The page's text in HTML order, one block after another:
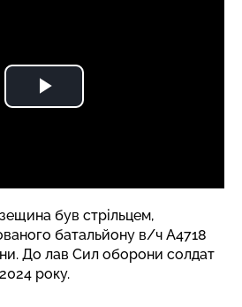
був стрільцем,
батальйону в/ч A4718
До лав Сил оборони солдат
року.